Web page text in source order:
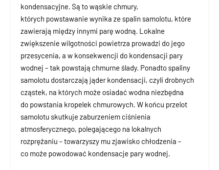
kondensacyjne. Są to wąskie chmury,
których powstawanie wynika ze spalin samolotu, które
zawierają między innymi parę wodną. Lokalne
zwiększenie wilgotności powietrza prowadzi do jego
przesycenia, a w konsekwencji do kondensacji pary
wodnej – tak powstają chmurne ślady. Ponadto spaliny
samolotu dostarczają jąder kondensacji, czyli drobnych
cząstek, na których może osiadać wodna niezbędna
do powstania kropelek chmurowych. W końcu przelot
samolotu skutkuje zaburzeniem ciśnienia
atmosferycznego, polegającego na lokalnych
rozprężaniu – towarzyszy mu zjawisko chłodzenia –
co może powodować kondensacje pary wodnej.